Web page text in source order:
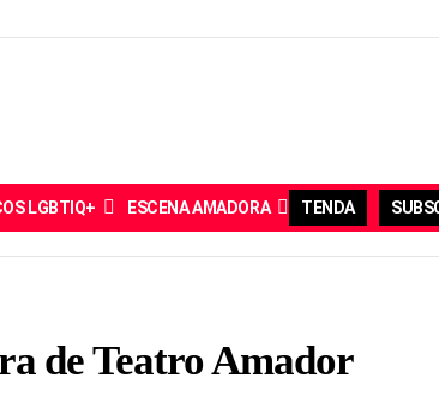
LGBTIQ+ ESCENA AMADORA TENDA
de Teatro Amador